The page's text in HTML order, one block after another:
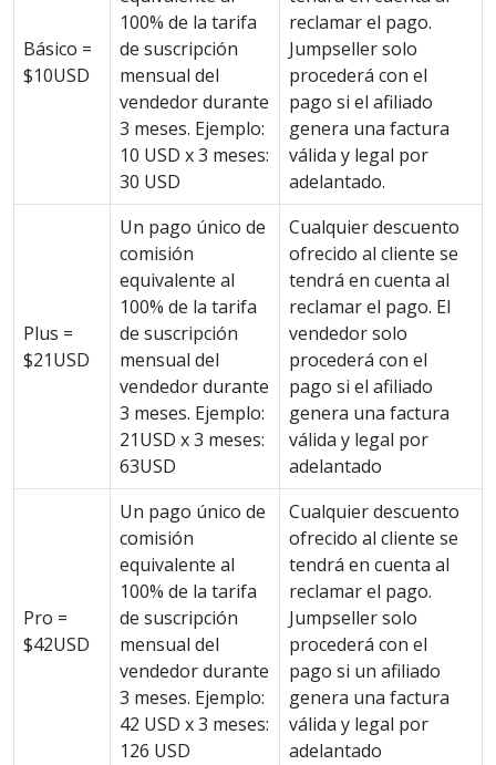
Básico =
$10USD
100% de la tarifa
de suscripción
mensual del
vendedor durante
3 meses. Ejemplo:
10 USD x 3 meses:
30 USD
reclamar el pago.
Jumpseller solo
procederá con el
pago si el afiliado
genera una factura
válida y legal por
adelantado.
Plus =
$21USD
Un pago único de
comisión
equivalente al
100% de la tarifa
de suscripción
mensual del
vendedor durante
3 meses. Ejemplo:
21USD x 3 meses:
63USD
Cualquier descuento
ofrecido al cliente se
tendrá en cuenta al
reclamar el pago. El
vendedor solo
procederá con el
pago si el afiliado
genera una factura
válida y legal por
adelantado
Pro =
$42USD
Un pago único de
comisión
equivalente al
100% de la tarifa
de suscripción
mensual del
vendedor durante
3 meses. Ejemplo:
42 USD x 3 meses:
126 USD
Cualquier descuento
ofrecido al cliente se
tendrá en cuenta al
reclamar el pago.
Jumpseller solo
procederá con el
pago si un afiliado
genera una factura
válida y legal por
adelantado